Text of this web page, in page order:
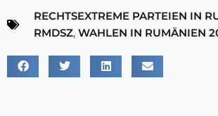
RECHTSEXTREME PARTEIEN IN
RMDSZ, WAHLEN IN RUMÄNIEN